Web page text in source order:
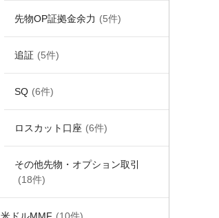
先物OP証拠金余力 (5件)
追証 (5件)
SQ (6件)
ロスカット口座 (6件)
その他先物・オプション取引
(18件)